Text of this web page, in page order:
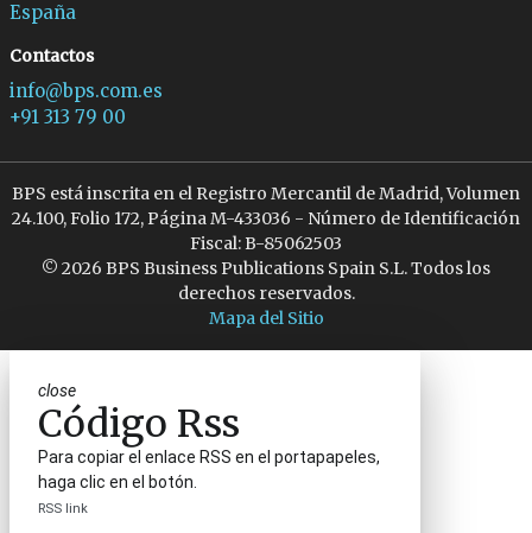
España
Contactos
info@bps.com.es
+91 313 79 00
BPS está inscrita en el Registro Mercantil de Madrid, Volumen
24.100, Folio 172, Página M-433036 - Número de Identificación
Fiscal: B-85062503
© 2026 BPS Business Publications Spain S.L. Todos los
derechos reservados.
Mapa del Sitio
close
Código Rss
Para copiar el enlace RSS en el portapapeles,
haga clic en el botón.
RSS link